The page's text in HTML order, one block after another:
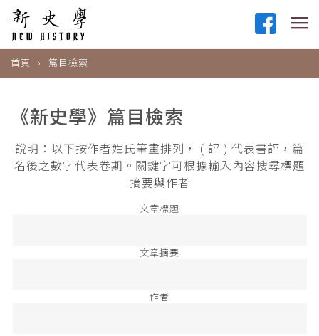
首頁 篇目檢索
《新史學》篇目檢索
說明：以下按作者姓氏筆畫排列， ( 評 ) 代表書評，篇
名後之數字代表卷期。關鍵字可根據輸入內容搜尋標題
摘要與作者
文章標題
文章摘要
作者